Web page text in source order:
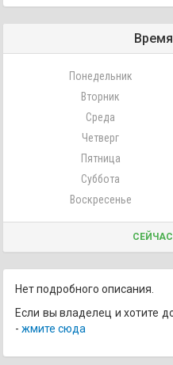
Понедельник
Вторник
Среда
Четверг
Пятница
Суббота
Воскресенье
Нет подробного описания.
Если вы владелец и хотите
- жмите сюда